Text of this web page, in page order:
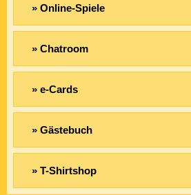
» Online-Spiele
» Chatroom
» e-Cards
» Gästebuch
» T-Shirtshop